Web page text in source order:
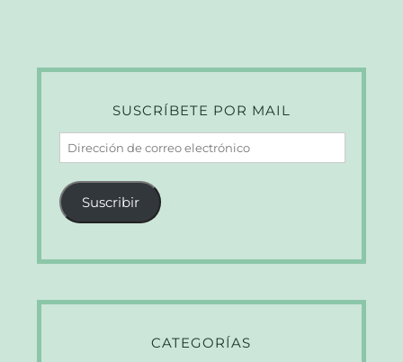
SUSCRÍBETE POR MAIL
Dirección
de
correo
electrónico
Suscribir
CATEGORÍAS